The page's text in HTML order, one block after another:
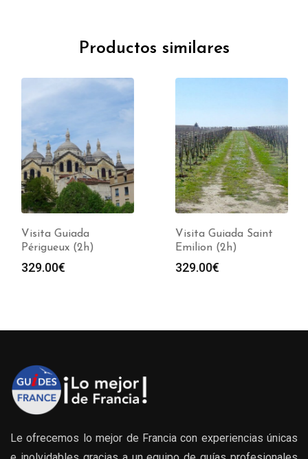
Productos similares
Visita Guiada
Périgueux (2h)
329.00€
Visita Guiada Saint
Emilion (2h)
329.00€
Le ofrecemos lo mejor de Francia con experiencias únicas